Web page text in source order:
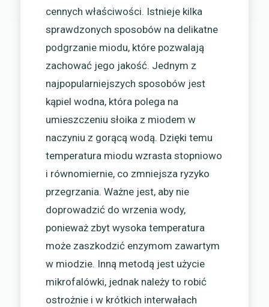
cennych właściwości. Istnieje kilka
sprawdzonych sposobów na delikatne
podgrzanie miodu, które pozwalają
zachować jego jakość. Jednym z
najpopularniejszych sposobów jest
kąpiel wodna, która polega na
umieszczeniu słoika z miodem w
naczyniu z gorącą wodą. Dzięki temu
temperatura miodu wzrasta stopniowo
i równomiernie, co zmniejsza ryzyko
przegrzania. Ważne jest, aby nie
doprowadzić do wrzenia wody,
ponieważ zbyt wysoka temperatura
może zaszkodzić enzymom zawartym
w miodzie. Inną metodą jest użycie
mikrofalówki, jednak należy to robić
ostrożnie i w krótkich interwałach